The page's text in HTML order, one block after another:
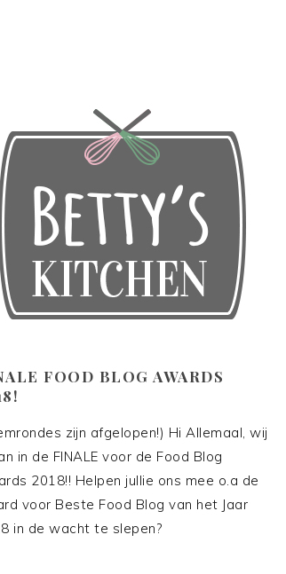
FOOD BLOG AWARDS
zijn afgelopen!) Hi Allemaal, wij
in de FINALE voor de Food Blog
2018!! Helpen jullie ons mee o.a de
voor Beste Food Blog van het Jaar
in de wacht te slepen?